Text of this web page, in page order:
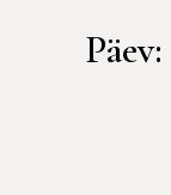
Päev: